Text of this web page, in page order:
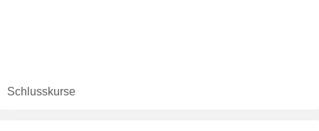
Schlusskurse